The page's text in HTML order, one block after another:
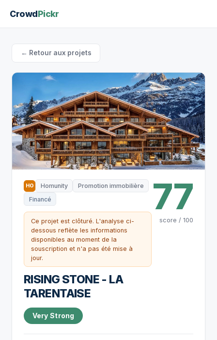
CrowdPickr
← Retour aux projets
HO Homunity
Promotion immobilière
Financé
Ce projet est clôturé. L'analyse ci-
dessous reflète les informations
disponibles au moment de la
souscription et n'a pas été mise à
jour.
RISING STONE - LA
TARENTAISE
Very Strong
77
score / 100